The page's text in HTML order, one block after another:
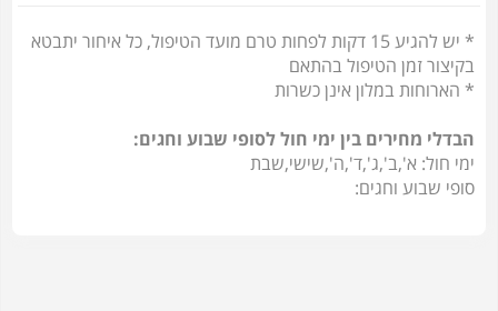
* יש להגיע 15 דקות לפחות טרם מועד הטיפול, כל איחור יתבטא
בקיצור זמן הטיפול בהתאם
* הארוחות במלון אינן כשרות
הבדלי מחירים בין ימי חול לסופי שבוע וחגים:
ימי חול: א',ב',ג',ד',ה',שישי,שבת
סופי שבוע וחגים: